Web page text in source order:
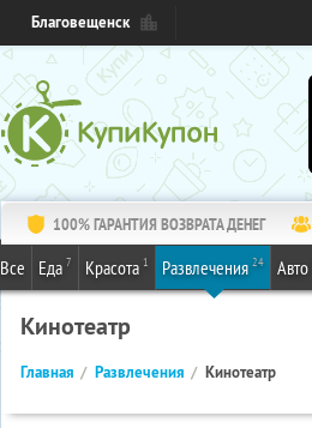
Благовещенск
100% ГАРАНТИЯ ВОЗВРАТА ДЕНЕГ
Все Еда 7 Красота 1 Развлечения 24 Авто
Кинотеатр
Главная Развлечения Кинотеатр